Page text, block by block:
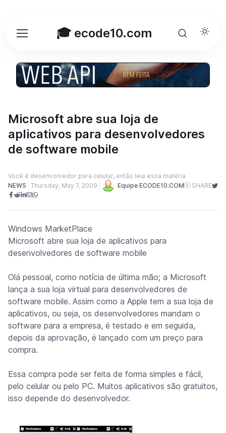
🎓 ecode10.com
Microsoft abre sua loja de
aplicativos para desenvolvedores
de software mobile
Você é desenvolvedor para celular, então leia essa matéria
NEWS
Thursday, May 7, 2009 Equipe ECODE10.COM SHARE
Windows MarketPlace
Microsoft abre sua loja de aplicativos para
desenvolvedores de software mobile
Olá pessoal, como notícia de última mão; a Microsoft
lança a sua loja virtual para desenvolvedores de
software mobile. Assim como a Apple tem a sua loja de
aplicativos, ou seja, os desenvolvedores mandam o
software para a empresa, é testado e em seguida,
depois da aprovação, é lançado com um preço para
compra.
Essa compra pode ser feita de forma simples e fácil,
pelo celular ou pelo PC. Muitos aplicativos são gratuitos,
isso depende do desenvolvedor.